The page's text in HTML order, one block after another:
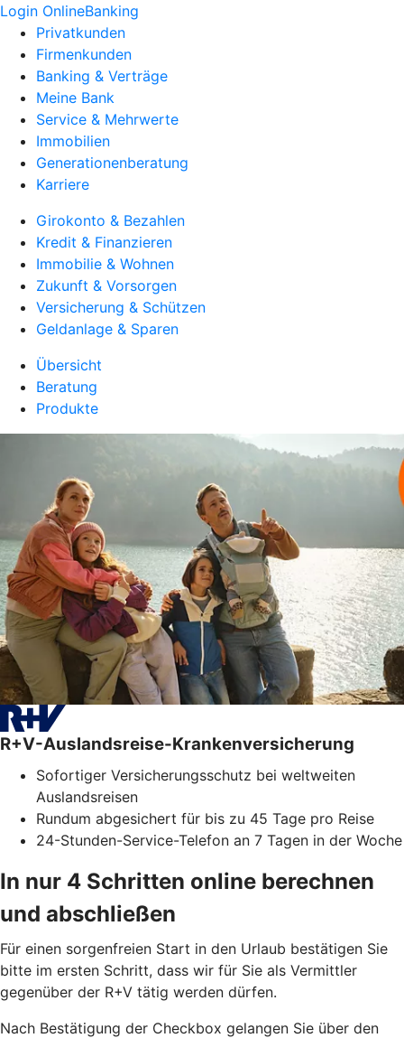
Login OnlineBanking
Privatkunden
Firmenkunden
Banking & Verträge
Meine Bank
Service & Mehrwerte
Immobilien
Generationenberatung
Karriere
Girokonto & Bezahlen
Kredit & Finanzieren
Immobilie & Wohnen
Zukunft & Vorsorgen
Versicherung & Schützen
Geldanlage & Sparen
Übersicht
Beratung
Produkte
R+V-Auslandsreise-Krankenversicherung
Sofortiger Versicherungsschutz bei weltweiten
Auslandsreisen
Rundum abgesichert für bis zu 45 Tage pro Reise
24-Stunden-Service-Telefon an 7 Tagen in der Woche
In nur 4 Schritten online berechnen
und abschließen
Für einen sorgenfreien Start in den Urlaub bestätigen Sie
bitte im ersten Schritt, dass wir für Sie als Vermittler
gegenüber der R+V tätig werden dürfen.
Nach Bestätigung der Checkbox gelangen Sie über den